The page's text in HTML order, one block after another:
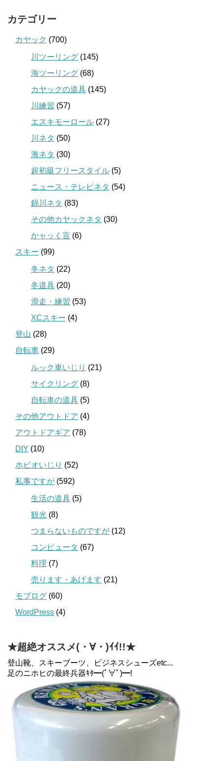
カテゴリー
カヤック (700)
川ツーリング (145)
海ツーリング (68)
カヤックの道具 (145)
川練習 (57)
エスキモーロール (27)
川ネタ (50)
海ネタ (30)
超初級フリースタイル (5)
ニュース・テレビネタ (54)
錦川ネタ (83)
その他カヤックネタ (30)
かャッく言 (6)
スキー (99)
冬ネタ (22)
冬道具 (20)
滑走・練習 (53)
XCスキー (4)
登山 (28)
自転車 (29)
ルック車いじり (21)
サイクリング (8)
自転車の道具 (5)
その他アウトドア (4)
アウトドアギア (78)
DIY (10)
ホビオいじり (52)
私事ですが (592)
生活の道具 (5)
観光 (8)
つまらないものですが (12)
コンピュータ (67)
料理 (7)
売ります・あげます (21)
モブログ (60)
WordPress (4)
★超絶オススメ(・∀・)ｲｲ!!★
登山靴、スキーブーツ、ビジネスシューズetc...
足のニホヒの最終兵器ｷﾀ━(ﾟ∀ﾟ)━!